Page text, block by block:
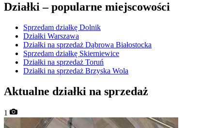
Działki –popularne miejscowości
Sprzedam działkę Dolnik
Działki Warszawa
Działki na sprzedaż Dąbrowa Białostocka
Sprzedam działkę Skierniewice
Działki na sprzedaż Toruń
Działki na sprzedaż Brzyska Wola
Aktualne działki na sprzedaż
1